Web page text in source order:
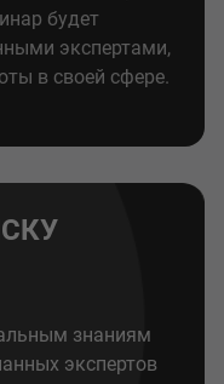
будет
экспертами,
в своей сфере.
знаниям
экспертов